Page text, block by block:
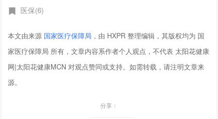
医保(6)
本文由来源 国家医疗保障局 ，由 HXPR 整理编辑，其版权均为 国
家医疗保障局 所有，文章内容系作者个人观点，不代表 太阳花健康
网|太阳花健康MCN 对观点赞同或支持。如需转载，请注明文章来
源。
分享：